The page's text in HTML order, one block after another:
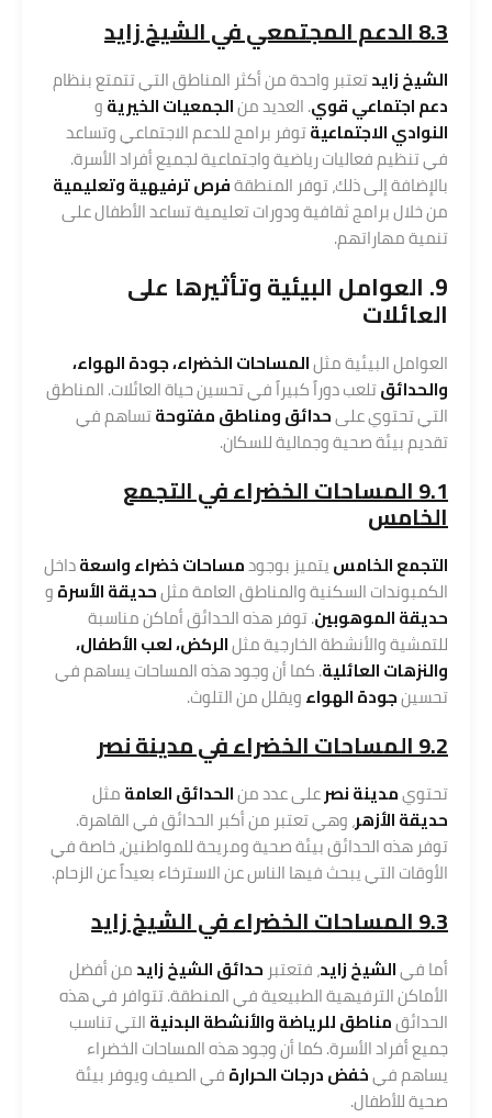
8.3 الدعم المجتمعي في الشيخ زايد
الشيخ زايدتعتبر واحدة من أكثر المناطق التي تتمتع بنظام
دعم اجتماعي قوي. العديد منالجمعيات الخيريةو
النوادي الاجتماعيةتوفر برامج للدعم الاجتماعي وتساعد
في تنظيم فعاليات رياضية واجتماعية لجميع أفراد الأسرة.
بالإضافة إلى ذلك، توفر المنطقةفرص ترفيهية وتعليمية
من خلال برامج ثقافية ودورات تعليمية تساعد الأطفال على
تنمية مهاراتهم.
9. العوامل البيئية وتأثيرها على
العائلات
العوامل البيئية مثلالمساحات الخضراء، جودة الهواء،
والحدائقتلعب دوراً كبيراً في تحسين حياة العائلات. المناطق
التي تحتوي علىحدائق ومناطق مفتوحةتساهم في
تقديم بيئة صحية وجمالية للسكان.
9.1 المساحات الخضراء في التجمع
الخامس
التجمع الخامسيتميز بوجودمساحات خضراء واسعةداخل
الكمبوندات السكنية والمناطق العامة مثلحديقة الأسرةو
حديقة الموهوبين. توفر هذه الحدائق أماكن مناسبة
للتمشية والأنشطة الخارجية مثلالركض، لعب الأطفال،
والنزهات العائلية. كما أن وجود هذه المساحات يساهم في
تحسينجودة الهواءويقلل من التلوث.
9.2 المساحات الخضراء في مدينة نصر
تحتويمدينة نصرعلى عدد منالحدائق العامةمثل
حديقة الأزهر، وهي تعتبر من أكبر الحدائق في القاهرة.
توفر هذه الحدائق بيئة صحية ومريحة للمواطنين، خاصة في
الأوقات التي يبحث فيها الناس عن الاسترخاء بعيداً عن الزحام.
9.3 المساحات الخضراء في الشيخ زايد
أما فيالشيخ زايد، فتعتبر حدائق الشيخ زايدمن أفضل
الأماكن الترفيهية الطبيعية في المنطقة. تتوافر في هذه
الحدائقمناطق للرياضة والأنشطة البدنيةالتي تناسب
جميع أفراد الأسرة. كما أن وجود هذه المساحات الخضراء
يساهم فيخفض درجات الحرارةفي الصيف ويوفر بيئة
صحية للأطفال.